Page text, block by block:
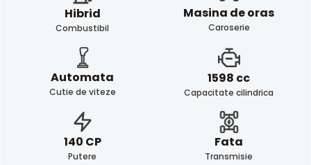
Hibrid
Combustibil
Masina de oras
Caroserie
Automata
Cutie de viteze
1598 cc
Capacitate cilindrica
140 CP
Putere
Fata
Transmisie